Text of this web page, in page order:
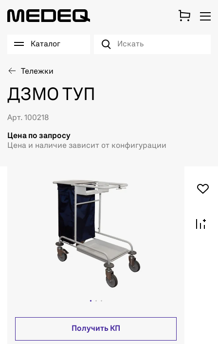
Каталог
Тележки
ДЗМО ТУП
Арт. 100218
Цена по запросу
Цена и наличие зависит от конфигурации
Получить КП